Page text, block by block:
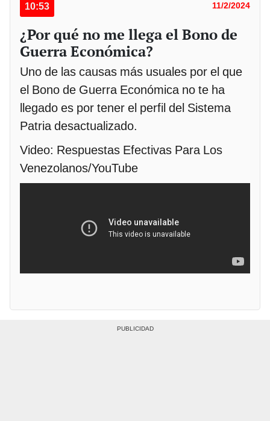
10:53 11/2/2024
¿Por qué no me llega el Bono de
Guerra Económica?
Uno de las causas más usuales por el que
el Bono de Guerra Económica no te ha
llegado es por tener el perfil del Sistema
Patria desactualizado.
Video: Respuestas Efectivas Para Los
Venezolanos/YouTube